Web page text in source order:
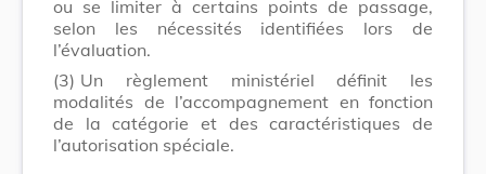
ou se limiter à certains points de passage,
selon les nécessités identifiées lors de
l’évaluation.
(3) Un règlement ministériel définit les
modalités de l’accompagnement en fonction
de la catégorie et des caractéristiques de
l’autorisation spéciale.